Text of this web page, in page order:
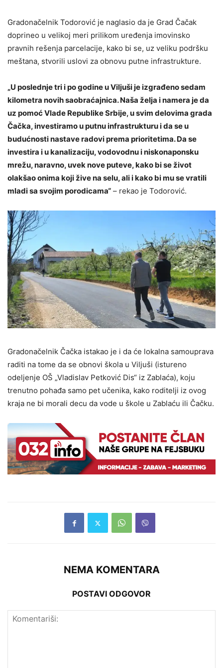
Gradonačelnik Todorović je naglasio da je Grad Čačak
doprineo u velikoj meri prilikom uređenja imovinsko
pravnih rešenja parcelacije, kako bi se, uz veliku podršku
meštana, stvorili uslovi za obnovu putne infrastrukture.
„U poslednje tri i po godine u Viljuši je izgrađeno sedam
kilometra novih saobraćajnica. Naša želja i namera je da
uz pomoć Vlade Republike Srbije, u svim delovima grada
Čačka, investiramo u putnu infrastrukturu i da se u
budućnosti nastave radovi prema prioritetima. Da se
investira i u kanalizaciju, vodovodnu i niskonaponsku
mrežu, naravno, uvek nove puteve, kako bi se život
olakšao onima koji žive na selu, ali i kako bi mu se vratili
mladi sa svojim porodicama“ – rekao je Todorović.
Gradonačelnik Čačka istakao je i da će lokalna samouprava
raditi na tome da se obnovi škola u Viljuši (istureno
odeljenje OŠ „Vladislav Petković Dis“ iz Zablaća), koju
trenutno pohađa samo pet učenika, kako roditelji iz ovog
kraja ne bi morali decu da vode u škole u Zablaću ili Čačku.
NEMA KOMENTARA
POSTAVI ODGOVOR